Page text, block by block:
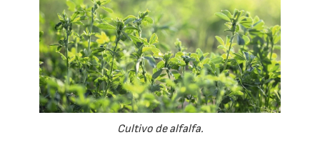
Cultivo de alfalfa.